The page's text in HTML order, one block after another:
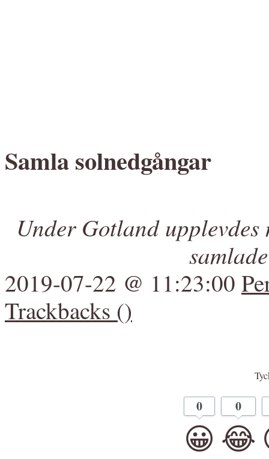
Samla solnedgångar
Under Gotland
2019-07-22 @ 11:23:00
Trackbacks ()
0
😀
0
😂